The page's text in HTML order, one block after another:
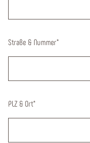
Straße & Nummer*
PLZ & Ort*